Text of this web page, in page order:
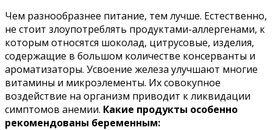
Чем разнообразнее питание, тем лучше. Естественно,
не стоит злоупотреблять продуктами-аллергенами, к
которым относятся шоколад, цитрусовые, изделия,
содержащие в большом количестве консерванты и
ароматизаторы. Усвоение железа улучшают многие
витамины и микроэлементы. Их совокупное
воздействие на организм приводит к ликвидации
симптомов анемии. Какие продукты особенно
рекомендованы беременным: